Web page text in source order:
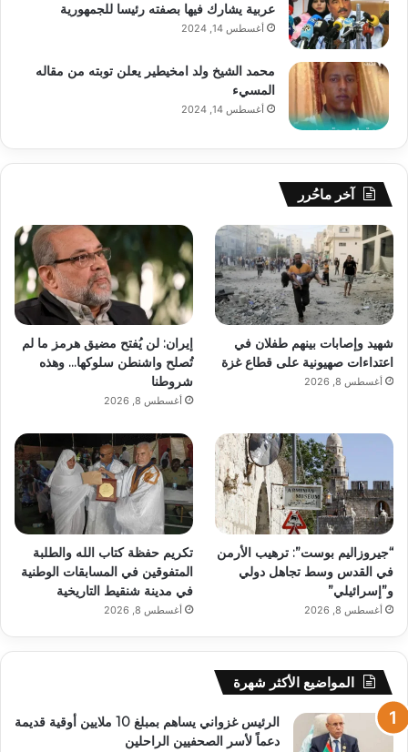
عربية يشارك فيها بصفته رئيسا للجمهورية
أغسطس 14, 2024
محمد الشيخ ولد امخيطير يعلن توبته من مقاله
المسيء
أغسطس 14, 2024
آخر ماحُرر
شهيد وإصابات بينهم طفلان في
اعتداءات صهيونية على قطاع غزة
أغسطس 8, 2026
إيران: لن يُفتح مضيق هرمز ما لم
تُصلح واشنطن سلوكها… وهذه
شروطنا
أغسطس 8, 2026
“جيروزاليم بوست”: ترهيب الأرمن
في القدس وسط تجاهل دولي
و”إسرائيلي”
أغسطس 8, 2026
تكريم حفظة كتاب الله والطلبة
المتفوقين في المسابقات الوطنية
في مدينة شنقيط التاريخية
أغسطس 8, 2026
المواضيع الأكثر شهرة
الرئيس غزواني يساهم بمبلغ 10 ملايين أوقية قديمة
دعماً لأسر الصحفيين الراحلين